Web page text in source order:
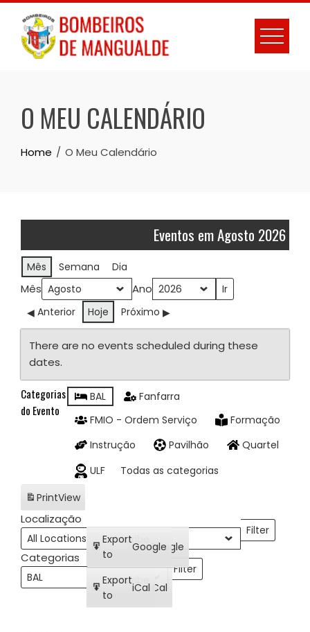
Skip
content
O MEU CALENDÁRIO
Home O Meu Calendário
Eventos em Agosto 2026
Mês Semana Dia
Mês Ano
Anterior Hoje Próximo
There are no events scheduled during these
dates.
Categorias
do Evento
BAL
Fanfarra
FMIO - Ordem Serviço
Formação
Instrução
Pavilhão
Quartel
ULF
Todas as categorias
PrintView
Subscribe
in
Google
Subscribe
in
iCal
Export
to
Google
Export
to
iCal
Localização
Filter
Localizações
Categorias
Filter
Categorias